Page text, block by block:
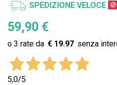
SPEDIZIONE VELOCE
59,90 €
€ 19.97
5,0/5